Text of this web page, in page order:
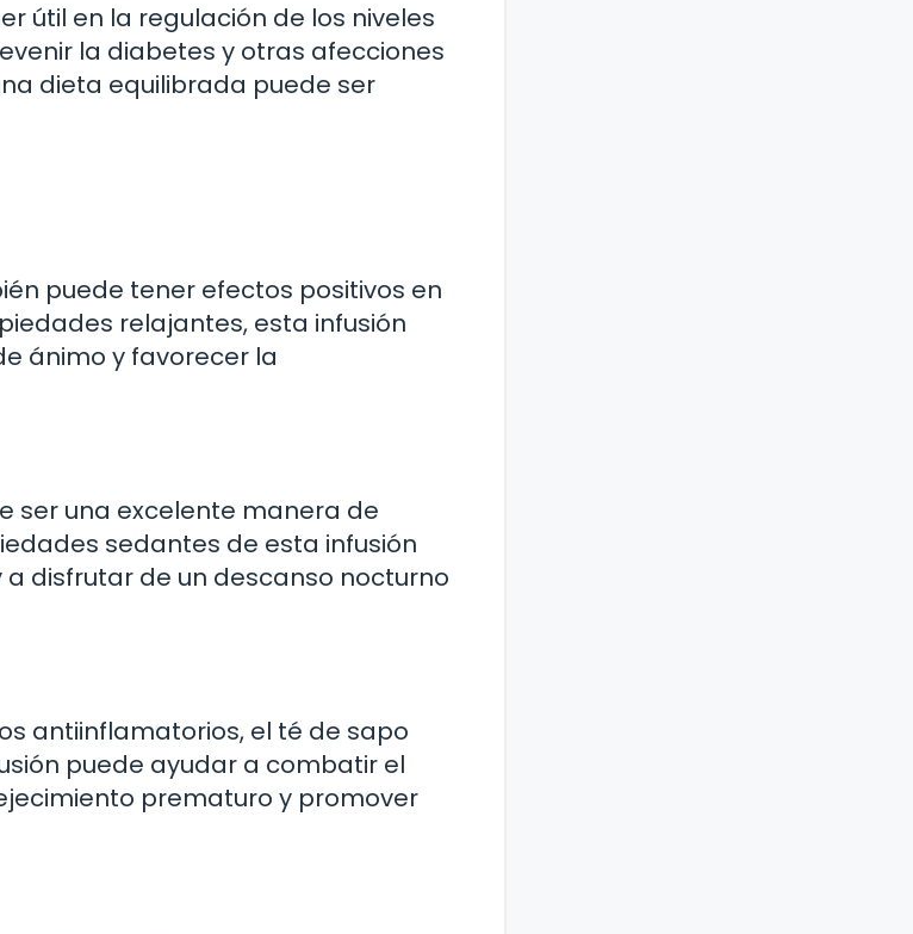
útil en la regulación de los niveles
la diabetes y otras afecciones
dieta equilibrada puede ser
puede tener efectos positivos en
relajantes, esta infusión
ánimo y favorecer la
ser una excelente manera de
sedantes de esta infusión
disfrutar de un descanso nocturno
antiinflamatorios, el té de sapo
puede ayudar a combatir el
prematuro y promover